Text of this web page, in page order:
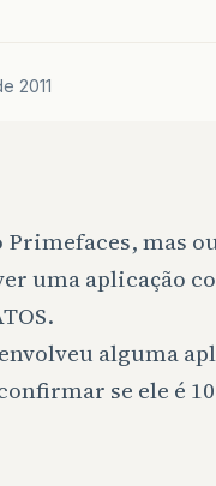
2011
Primefaces, mas
uma aplicação
alguma
se ele é